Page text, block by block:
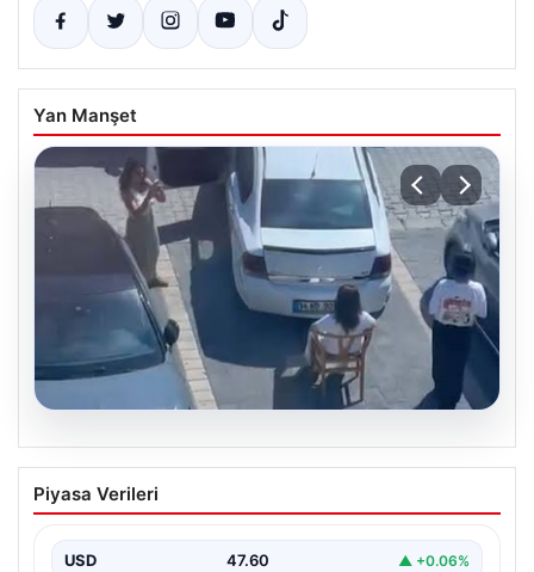
Yan Manşet
05.08.2026
Yalova’da Şaşırtan Engelleme: Kafe
Önüne Park Etmek İsteyen Sürücüye
Yalova'da yaşanan sıra dışı bir olay, gündeme damgasını
Piyasa Verileri
USD 47.60 ▲ +0.06%